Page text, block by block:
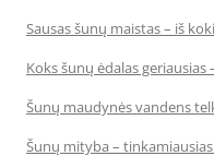
Sausas šunų maistas – iš
Koks šunų ėdalas geriausias
Šunų maudynės vandens
Šunų mityba –